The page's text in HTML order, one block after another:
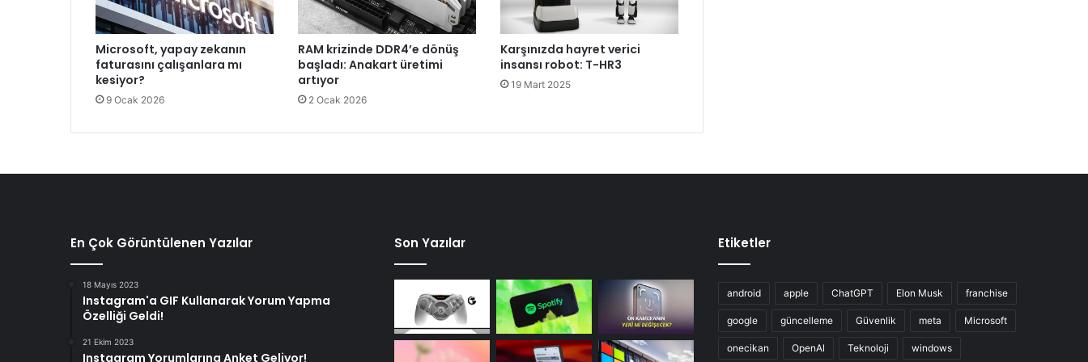
r
e
G
i
r
m
k
e
d
D
a
h
a
G
i
ç
i
n
u
o
t
ğ
u
Microsoft, yapay zekanın
faturasını çalışanlara mı
kesiyor?
9 Ocak 2026
RAM krizinde DDR4’e dönüş
başladı: Anakart üretimi
artıyor
2 Ocak 2026
Karşınızda hayret verici
insansı robot: T-HR3
19 Mart 2025
En Çok Görüntülenen Yazılar
18 Mayıs 2023
Instagram'a GIF Kullanarak Yorum Yapma
Özelliği Geldi!
21 Ekim 2023
Instagram Yorumlarına Anket Geliyor!
Son Yazılar Etiketler
android apple ChatGPT Elon Musk franchise
google güncelleme Güvenlik meta Microsoft
onecikan OpenAl Teknoloji windows